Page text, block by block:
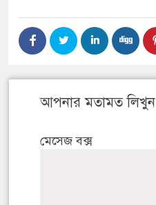
আপনার মতামত লিখুন
মেসেজ বক্স